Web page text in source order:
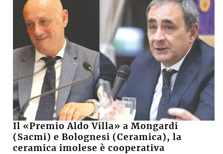
Il «Premio Aldo Villa» a Mongardi
(Sacmi) e Bolognesi (Ceramica), la
ceramica imolese è cooperativa